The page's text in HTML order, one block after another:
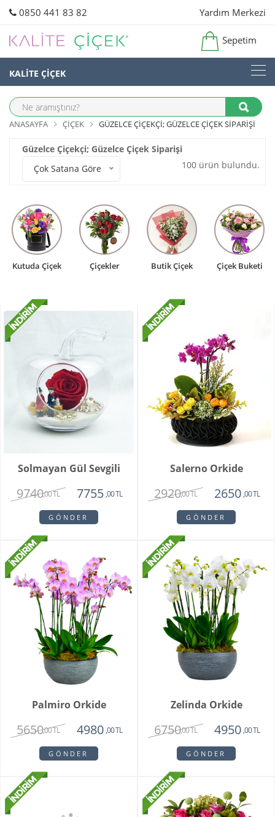
0850 441 83 82 Yardım Merkezi
Sepetim
KALİTE ÇİÇEK
ANASAYFA ÇIÇEK GÜZELCE ÇIÇEKÇI; GÜZELCE ÇIÇEK SIPARIŞI
Güzelce Çiçekçi; Güzelce Çiçek Siparişi
Çok Satana Göre
100 ürün bulundu.
Kutuda Çiçek Çiçekler Butik Çiçek Çiçek Buketi
Solmayan Gül Sevgili
9740,00 TL 7755 ,00 TL
GÖNDER
Salerno Orkide
2920,00 TL 2650 ,00 TL
GÖNDER
Palmiro Orkide
5650,00 TL 4980 ,00 TL
GÖNDER
Zelinda Orkide
6750,00 TL 4950 ,00 TL
GÖNDER